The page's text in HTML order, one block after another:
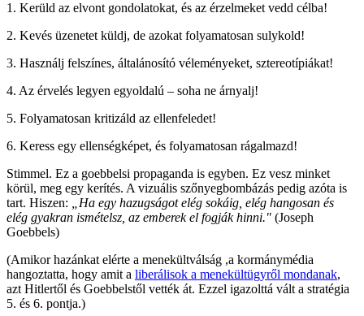
1. Kerüld az elvont gondolatokat, és az érzelmeket vedd célba!
2. Kevés üzenetet küldj, de azokat folyamatosan sulykold!
3. Használj felszínes, általánosító véleményeket, sztereotípiákat!
4. Az érvelés legyen egyoldalú – soha ne árnyalj!
5. Folyamatosan kritizáld az ellenfeledet!
6. Keress egy ellenségképet, és folyamatosan rágalmazd!
Stimmel. Ez a goebbelsi propaganda is egyben. Ez vesz minket
körül, meg egy kerítés. A vizuális szőnyegbombázás pedig azóta is
tart. Hiszen: „Ha egy hazugságot elég sokáig, elég hangosan és
elég gyakran ismételsz, az emberek el fogják hinni." (Joseph
Goebbels)
(Amikor hazánkat elérte a menekültválság ,a kormánymédia
hangoztatta, hogy amit a liberálisok a menekültügyről mondanak,
azt Hitlertől és Goebbelstől vették át. Ezzel igazolttá vált a stratégia
5. és 6. pontja.)